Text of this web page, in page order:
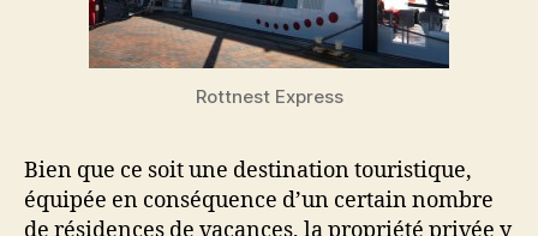
Rottnest Express
Bien que ce soit une destination touristique,
équipée en conséquence d’un certain nombre
de résidences de vacances, la propriété privée y